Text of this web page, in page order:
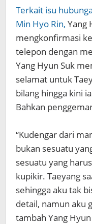
Terkait isu
Min Hyo Rin, Yang
mengkonfirmasi
telepon dengan
Yang Hyun Suk
selamat untuk
bilang hingga kini
Bahkan
“Kudengar dari
bukan sesuatu
sesuatu yang
kupikir. Taeyang
sehingga aku tak
detail, namun aku
tambah Yang Hyun